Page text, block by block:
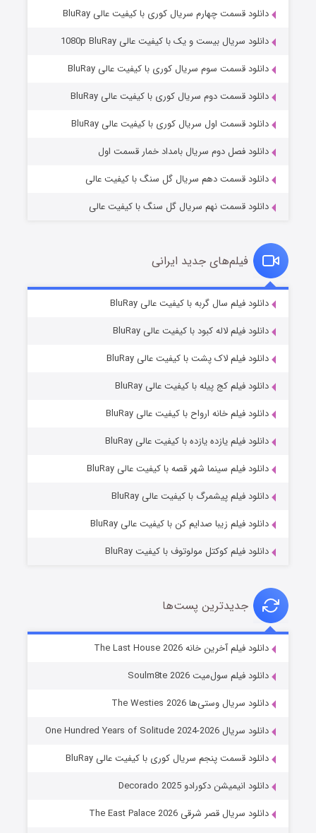
عملیات آپارتمان
قسمت۲ (زیرنویس) منتشر شد
قسمت۲ (زیرنویس) منتشر شد
شکست استوارت در نجات جهان
شوگر فصل ۲
دانلود قسمت چهارم سریال کوری با کیفیت عالی BluRay
دانلود سریال بیست و یک با کیفیت عالی 1080p BluRay
دانلود قسمت سوم سریال کوری با کیفیت عالی BluRay
دانلود قسمت دوم سریال کوری با کیفیت عالی BluRay
دانلود قسمت اول سریال کوری با کیفیت عالی BluRay
دانلود فصل دوم سریال بامداد خمار قسمت اول
دانلود قسمت دهم سریال گل سنگ با کیفیت عالی
دانلود قسمت نهم سریال گل سنگ با کیفیت عالی
فیلم‌های جدید ایرانی
دانلود فیلم سال گربه با کیفیت عالی BluRay
دانلود فیلم لاله کبود با کیفیت عالی BluRay
دانلود فیلم لاک پشت با کیفیت عالی BluRay
دانلود فیلم کج‌ پیله با کیفیت عالی BluRay
دانلود فیلم خانه ارواح با کیفیت عالی BluRay
دانلود فیلم یازده یازده با کیفیت عالی BluRay
دانلود فیلم سینما شهر قصه با کیفیت عالی BluRay
دانلود فیلم پیشمرگ با کیفیت عالی BluRay
دانلود فیلم زیبا صدایم کن با کیفیت عالی BluRay
دانلود فیلم کوکتل مولوتوف با کیفیت BluRay
جدیدترین پست‌ها
دانلود فیلم آخرین خانه The Last House 2026
دانلود فیلم سول‌میت Soulm8te 2026
دانلود سریال وستی‌ها The Westies 2026
دانلود سریال One Hundred Years of Solitude 2024-2026
دانلود قسمت پنجم سریال کوری با کیفیت عالی BluRay
دانلود انیمیشن دکورادو Decorado 2025
دانلود سریال قصر شرقی The East Palace 2026